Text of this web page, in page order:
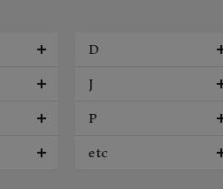
D
J
P
etc